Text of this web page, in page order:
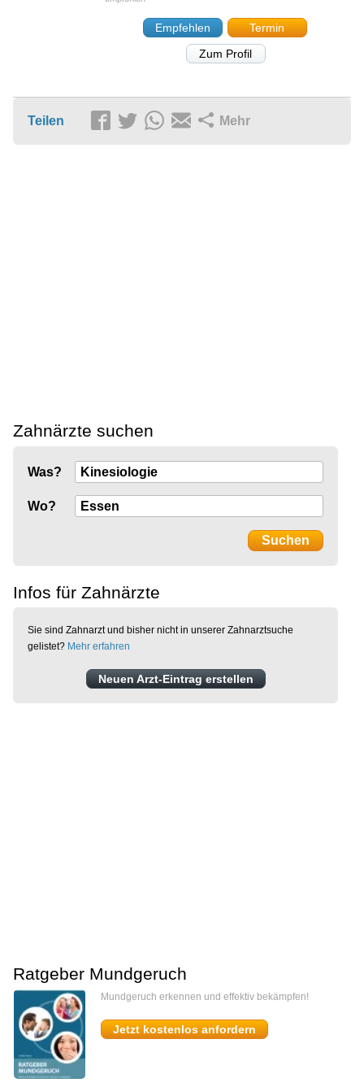
Empfehlen
Termin
Zum Profil
Teilen Mehr
Zahnärzte suchen
Was?
Wo?
Infos für Zahnärzte
Sie sind Zahnarzt und bisher nicht in unserer Zahnarztsuche
gelistet? Mehr erfahren
Neuen Arzt-Eintrag erstellen
Ratgeber Mundgeruch
Mundgeruch erkennen und effektiv bekämpfen!
Jetzt kostenlos anfordern